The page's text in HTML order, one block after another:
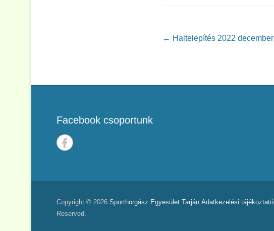
Post navigation
← Haltelepítés 2022 december
Facebook csoportunk
Copyright © 2026 Sporthorgász Egyesület Tarján Adatkezelési tájékoztató
Reserved.